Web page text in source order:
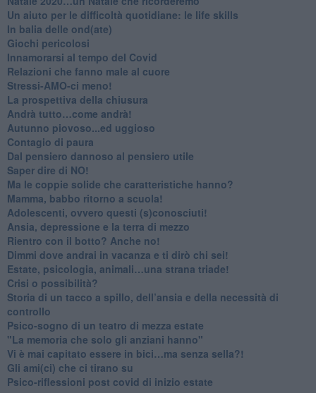
Un aiuto per le difficoltà quotidiane: le life skills
​In balia delle ond(ate)
Giochi pericolosi
Innamorarsi al tempo del Covid
​Relazioni che fanno male al cuore
​Stressi-AMO-ci meno!
​La prospettiva della chiusura
​Andrà tutto…come andrà!
Autunno piovoso...ed uggioso
​Contagio di paura
​Dal pensiero dannoso al pensiero utile
​Saper dire di NO!
​Ma le coppie solide che caratteristiche hanno?
​Mamma, babbo ritorno a scuola!
Adolescenti, ovvero questi (s)conosciuti!
Ansia, depressione e la terra di mezzo
​Rientro con il botto? Anche no!
Dimmi dove andrai in vacanza e ti dirò chi sei!
​Estate, psicologia, animali…una strana triade!
​Crisi o possibilità?
​Storia di un tacco a spillo, dell’ansia e della necessità di
controllo
​Psico-sogno di un teatro di mezza estate
"La memoria che solo gli anziani hanno"
​Vi è mai capitato essere in bici…ma senza sella?!
​Gli ami(ci) che ci tirano su
Psico-riflessioni post covid di inizio estate